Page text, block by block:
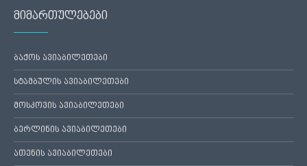
მიმართულებები
ბაქოს ავიაბილეთები
სტამბულის ავიაბილეთები
მოსკოვის ავიაბილეთები
ბერლინის ავიაბილეთები
ათენის ავიაბილეთები